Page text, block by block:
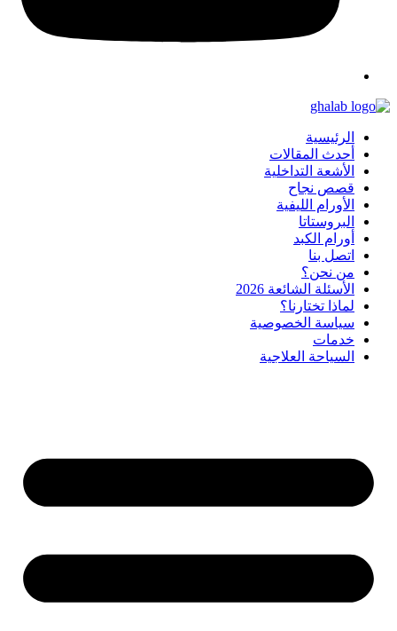
الرئيسية
أحدث المقالات
الأشعة التداخلية
قصص نجاح
الأورام الليفية
البروستاتا
أورام الكبد
اتصل بنا
من نحن؟
الأسئلة الشائعة 2026
لماذا تختارنا؟
سياسة الخصوصية
خدمات
السياحة العلاجية